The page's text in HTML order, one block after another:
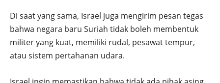
Di saat yang sama, Israel juga mengirim pesan tegas
bahwa negara baru Suriah tidak boleh membentuk
militer yang kuat, memiliki rudal, pesawat tempur,
atau sistem pertahanan udara.